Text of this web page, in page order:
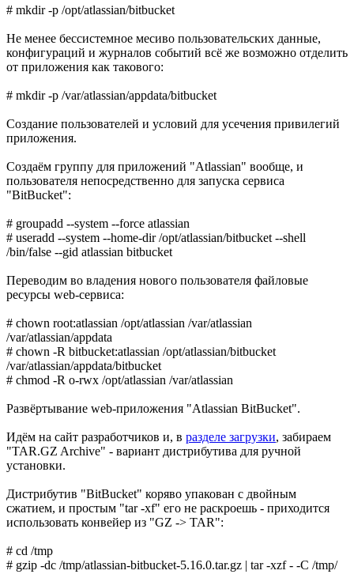
# mkdir -p /opt/atlassian/bitbucket
Не менее бессистемное месиво пользовательских данные,
конфигураций и журналов событий всё же возможно отделить
от приложения как такового:
# mkdir -p /var/atlassian/appdata/bitbucket
Создание пользователей и условий для усечения привилегий
приложения.
Создаём группу для приложений "Atlassian" вообще, и
пользователя непосредственно для запуска сервиса
"BitBucket":
# groupadd --system --force atlassian
# useradd --system --home-dir /opt/atlassian/bitbucket --shell
/bin/false --gid atlassian bitbucket
Переводим во владения нового пользователя файловые
ресурсы web-сервиса:
# chown root:atlassian /opt/atlassian /var/atlassian
/var/atlassian/appdata
# chown -R bitbucket:atlassian /opt/atlassian/bitbucket
/var/atlassian/appdata/bitbucket
# chmod -R o-rwx /opt/atlassian /var/atlassian
Развёртывание web-приложения "Atlassian BitBucket".
Идём на сайт разработчиков и, в разделе загрузки, забираем
"TAR.GZ Archive" - вариант дистрибутива для ручной
установки.
Дистрибутив "BitBucket" коряво упакован с двойным
сжатием, и простым "tar -xf" его не раскроешь - приходится
использовать конвейер из "GZ -> TAR":
# cd /tmp
# gzip -dc /tmp/atlassian-bitbucket-5.16.0.tar.gz | tar -xzf - -C /tmp/